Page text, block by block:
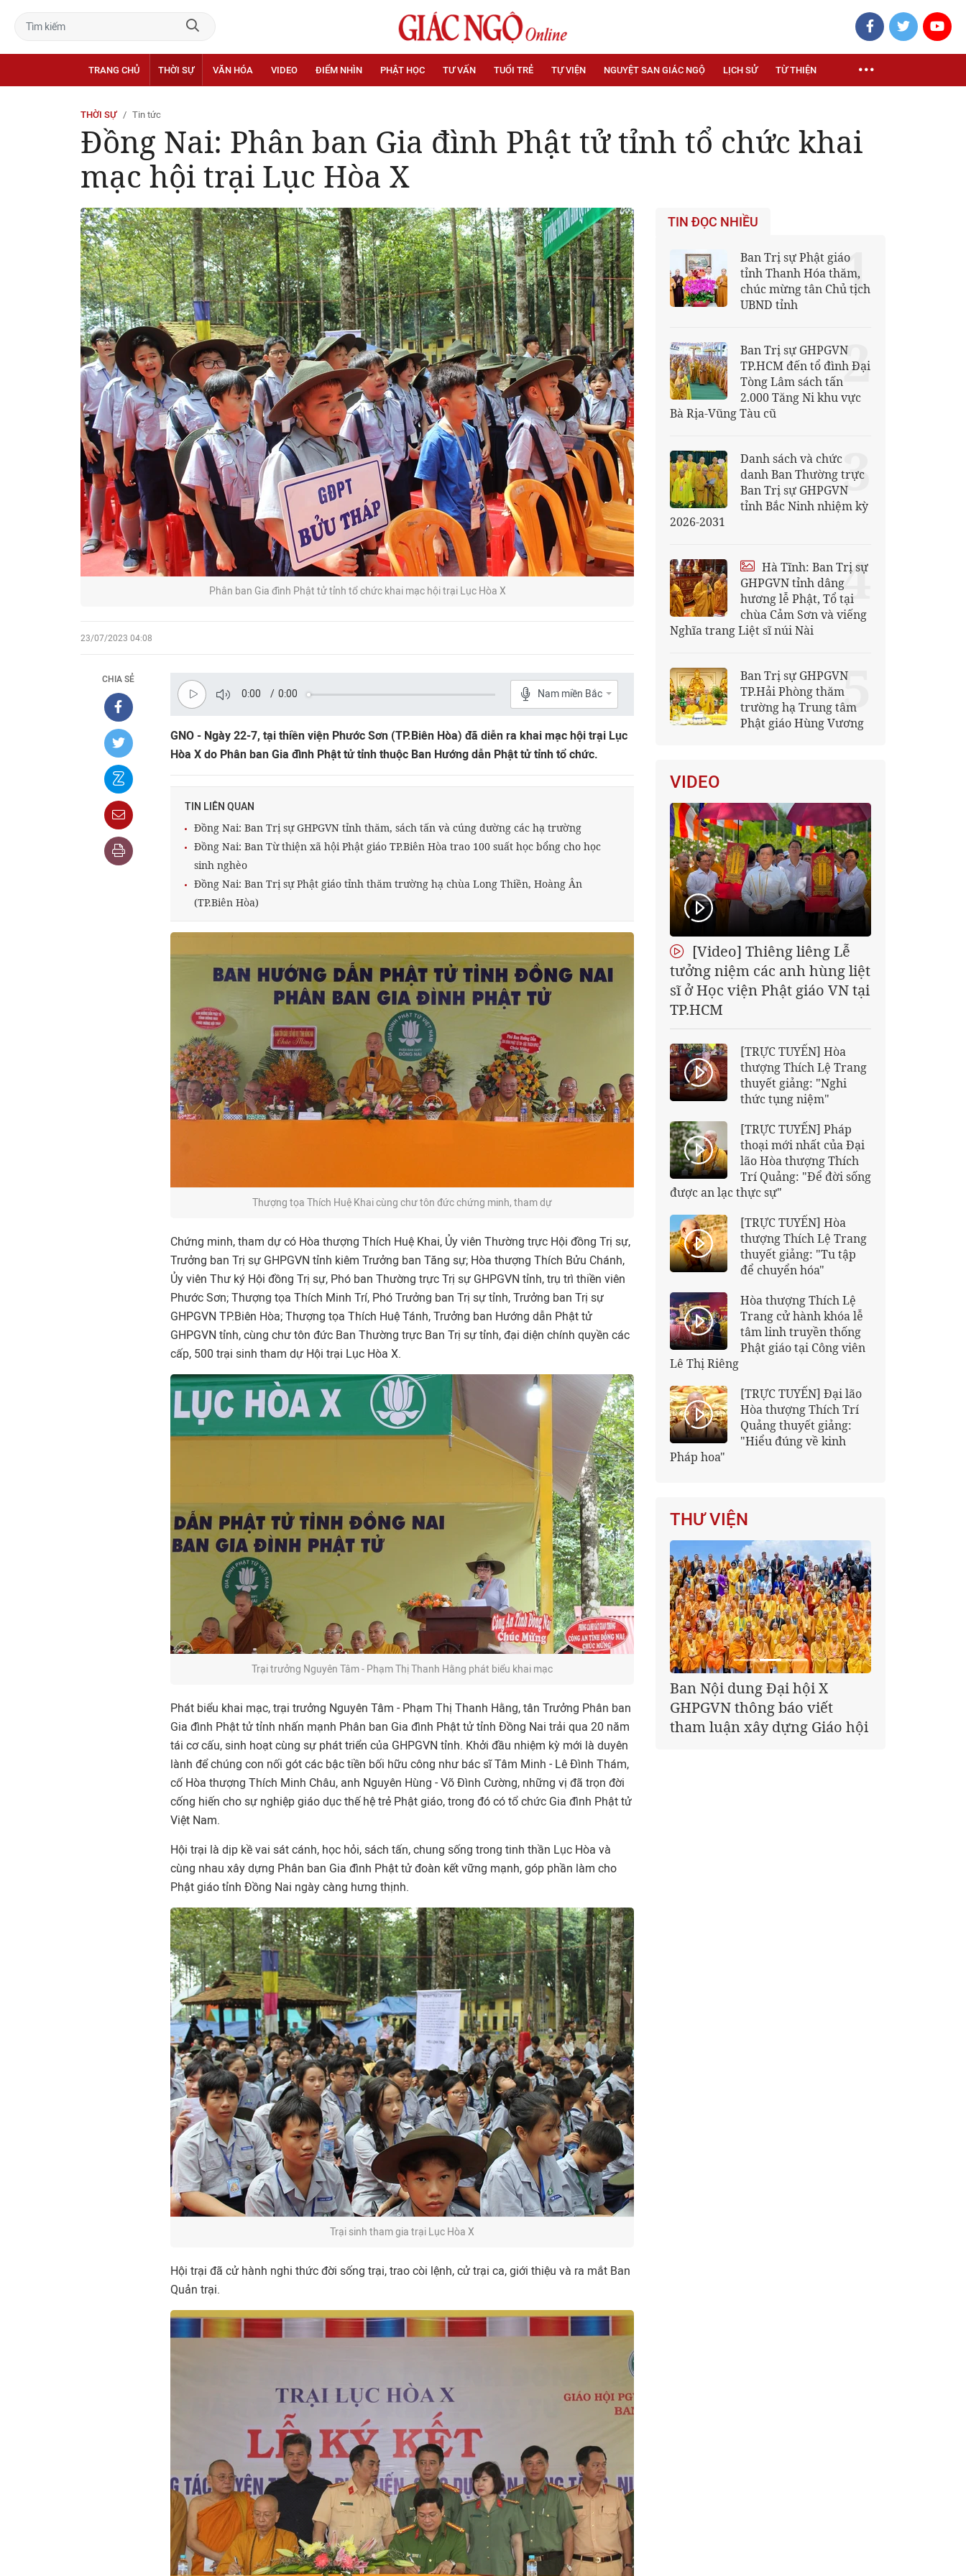
TRANG CHỦ THỜI SỰ VĂN HÓA VIDEO ĐIỂM NHÌN PHẬT HỌC TƯ VẤN TUỔI TRẺ TỰ VIỆN NGUYỆT SAN GIÁC NGỘ LỊCH SỬ TỪ THIỆN
THỜI SỰ Tin tức
Đồng Nai: Phân ban Gia đình Phật tử tỉnh tổ chức khai
mạc hội trại Lục Hòa X
Phân ban Gia đình Phật tử tỉnh tổ chức khai mạc hội trại Lục Hòa X
23/07/2023 04:08
CHIA SẺ
0:00 / 0:00 Nam miền Bắc
GNO - Ngày 22-7, tại thiền viện Phước Sơn (TP.Biên Hòa) đã diễn ra khai mạc hội trại Lục
Hòa X do Phân ban Gia đình Phật tử tỉnh thuộc Ban Hướng dẫn Phật tử tỉnh tổ chức.
TIN LIÊN QUAN
Đồng Nai: Ban Trị sự GHPGVN tỉnh thăm, sách tấn và cúng dường các hạ trường
Đồng Nai: Ban Từ thiện xã hội Phật giáo TP.Biên Hòa trao 100 suất học bổng cho học
sinh nghèo
Đồng Nai: Ban Trị sự Phật giáo tỉnh thăm trường hạ chùa Long Thiền, Hoàng Ân
(TP.Biên Hòa)
Thượng tọa Thích Huệ Khai cùng chư tôn đức chứng minh, tham dự
Chứng minh, tham dự có Hòa thượng Thích Huệ Khai, Ủy viên Thường trực Hội đồng Trị sự,
Trưởng ban Trị sự GHPGVN tỉnh kiêm Trưởng ban Tăng sự; Hòa thượng Thích Bửu Chánh,
Ủy viên Thư ký Hội đồng Trị sự, Phó ban Thường trực Trị sự GHPGVN tỉnh, trụ trì thiền viên
Phước Sơn; Thượng tọa Thích Minh Trí, Phó Trưởng ban Trị sự tỉnh, Trưởng ban Trị sự
GHPGVN TP.Biên Hòa; Thượng tọa Thích Huệ Tánh, Trưởng ban Hướng dẫn Phật tử
GHPGVN tỉnh, cùng chư tôn đức Ban Thường trực Ban Trị sự tỉnh, đại diện chính quyền các
cấp, 500 trại sinh tham dự Hội trại Lục Hòa X.
Trại trưởng Nguyên Tâm - Phạm Thị Thanh Hằng phát biểu khai mạc
Phát biểu khai mạc, trại trưởng Nguyên Tâm - Phạm Thị Thanh Hằng, tân Trưởng Phân ban
Gia đình Phật tử tỉnh nhấn mạnh Phân ban Gia đình Phật tử tỉnh Đồng Nai trải qua 20 năm
tái cơ cấu, sinh hoạt cùng sự phát triển của GHPGVN tỉnh. Khởi đầu nhiệm kỳ mới là duyên
lành để chúng con nối gót các bậc tiền bối hữu công như bác sĩ Tâm Minh - Lê Đình Thám,
cố Hòa thượng Thích Minh Châu, anh Nguyên Hùng - Võ Đình Cường, những vị đã trọn đời
cống hiến cho sự nghiệp giáo dục thế hệ trẻ Phật giáo, trong đó có tổ chức Gia đình Phật tử
Việt Nam.
Hội trại là dịp kề vai sát cánh, học hỏi, sách tấn, chung sống trong tinh thần Lục Hòa và
cùng nhau xây dựng Phân ban Gia đình Phật tử đoàn kết vững mạnh, góp phần làm cho
Phật giáo tỉnh Đồng Nai ngày càng hưng thịnh.
Trại sinh tham gia trại Lục Hòa X
Hội trại đã cử hành nghi thức đời sống trại, trao còi lệnh, cử trại ca, giới thiệu và ra mắt Ban
Quản trại.
TIN ĐỌC NHIỀU
Ban Trị sự Phật giáo
tỉnh Thanh Hóa thăm,
chúc mừng tân Chủ tịch
UBND tỉnh
1
Ban Trị sự GHPGVN
TP.HCM đến tổ đình Đại
Tòng Lâm sách tấn
2.000 Tăng Ni khu vực
Bà Rịa-Vũng Tàu cũ
2
Danh sách và chức
danh Ban Thường trực
Ban Trị sự GHPGVN
tỉnh Bắc Ninh nhiệm kỳ
2026-2031
3
Hà Tĩnh: Ban Trị sự
GHPGVN tỉnh dâng
hương lễ Phật, Tổ tại
chùa Cảm Sơn và viếng
Nghĩa trang Liệt sĩ núi Nài
4
Ban Trị sự GHPGVN
TP.Hải Phòng thăm
trường hạ Trung tâm
Phật giáo Hùng Vương
5
VIDEO
[Video] Thiêng liêng Lễ
tưởng niệm các anh hùng liệt
sĩ ở Học viện Phật giáo VN tại
TP.HCM
[TRỰC TUYẾN] Hòa
thượng Thích Lệ Trang
thuyết giảng: "Nghi
thức tụng niệm"
[TRỰC TUYẾN] Pháp
thoại mới nhất của Đại
lão Hòa thượng Thích
Trí Quảng: "Để đời sống
được an lạc thực sự"
[TRỰC TUYẾN] Hòa
thượng Thích Lệ Trang
thuyết giảng: "Tu tập
để chuyển hóa"
Hòa thượng Thích Lệ
Trang cử hành khóa lễ
tâm linh truyền thống
Phật giáo tại Công viên
Lê Thị Riêng
[TRỰC TUYẾN] Đại lão
Hòa thượng Thích Trí
Quảng thuyết giảng:
"Hiểu đúng về kinh
Pháp hoa"
THƯ VIỆN
Giáo hội kêu gọi Tăng Ni,
Phật tử cả nước thể hiện tấm
lòng tri ân trọn vẹn nghĩa